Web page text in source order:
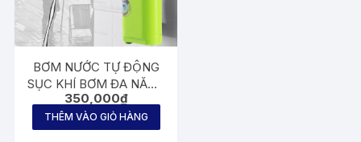
BƠM NƯỚC TỰ ĐỘNG
SỤC KHÍ BƠM ĐA NĂNG
CẢM ỨNG THÔNG
MINH
350,000₫
THÊM VÀO GIỎ HÀNG